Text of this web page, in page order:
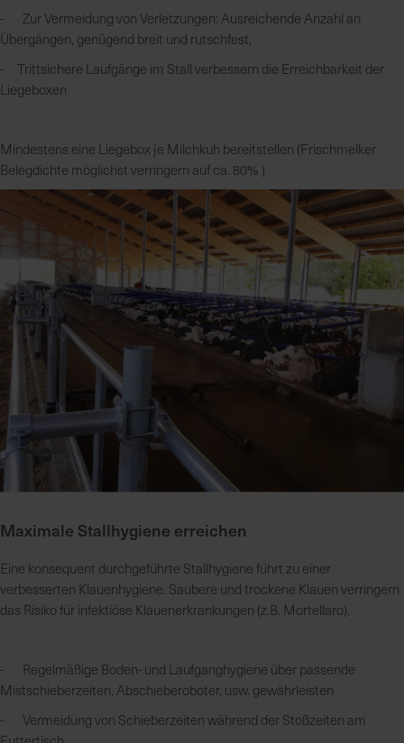
g
i
v
o
r
S
e
u
n
z
v
e
r
s
s
i
g
- Zur Vermeidung von Verletzungen: Ausreichende Anzahl an
Übergängen, genügend breit und rutschfest,
- Trittsichere Laufgänge im Stall verbessern die Erreichbarkeit der
Liegeboxen
Mindestens eine Liegebox je Milchkuh bereitstellen (Frischmelker
Belegdichte möglichst verringern auf ca. 80% )
Maximale Stallhygiene erreichen
Eine konsequent durchgeführte Stallhygiene führt zu einer
verbesserten Klauenhygiene. Saubere und trockene Klauen verringern
das Risiko für infektiöse Klauenerkrankungen (z.B. Mortellaro).
- Regelmäßige Boden- und Laufganghygiene über passende
Mistschieberzeiten, Abschieberoboter, usw. gewährleisten
- Vermeidung von Schieberzeiten während der Stoßzeiten am